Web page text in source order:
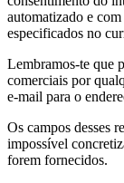
automatizado e
especificados no
Lembramos-te que
comerciais por
e-mail para o
Os campos desses
impossível
forem fornecidos.